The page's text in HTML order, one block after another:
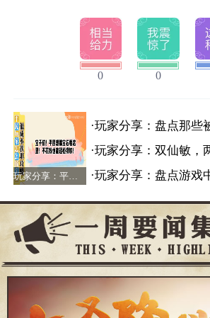
0 0
玩家分享：平民玩家怎么搞宝石，低成本获取攻略！ >